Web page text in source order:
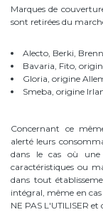
Marques de
sont retirées du
Alecto, Berki,
Bavaria, Fito,
Gloria, origine
Smeba, origine
Concernant ce
alerté leurs
dans le cas où
caractéristiques ou
dans tout
intégral, même en
NE PAS L'UTILISER